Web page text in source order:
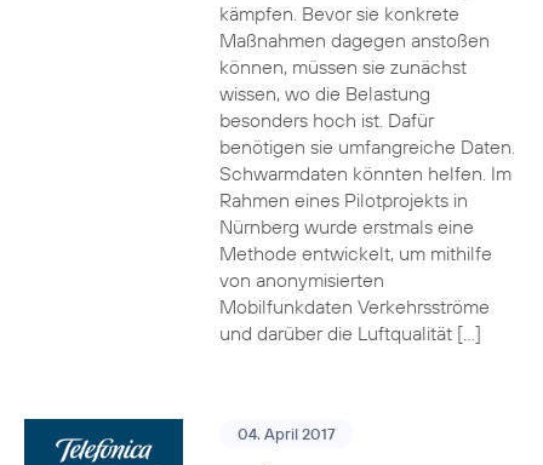
kämpfen. Bevor sie konkrete
Maßnahmen dagegen anstoßen
können, müssen sie zunächst
wissen, wo die Belastung
besonders hoch ist. Dafür
benötigen sie umfangreiche Daten.
Schwarmdaten könnten helfen. Im
Rahmen eines Pilotprojekts in
Nürnberg wurde erstmals eine
Methode entwickelt, um mithilfe
von anonymisierten
Mobilfunkdaten Verkehrsströme
und darüber die Luftqualität […]
04. April 2017